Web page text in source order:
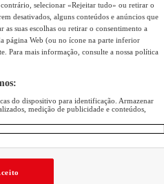
contrário, selecionar «Rejeitar tudo» ou retirar o
desativados, alguns conteúdos e anúncios que
as suas escolhas ou retirar o consentimento a
página Web (ou no ícone na parte inferior
Para mais informação, consulte a nossa política
do dispositivo para identificação. Armazenar
medição de publicidade e conteúdos,